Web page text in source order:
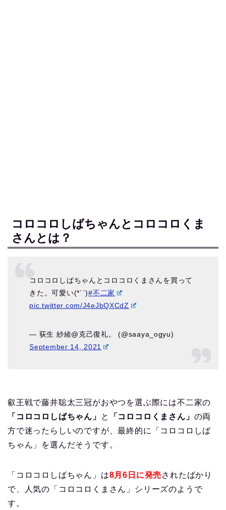
コロコロしばちゃんとコロコロくま
さんとは？
コロコロしばちゃんとコロコロくまさんを買って
きた。可愛い(*´`)#不二家
pic.twitter.com/J4eJbQXCdZ
— 荻生 紗綾@克己復礼。 (@saaya_ogyu)
September 14, 2021
叡王戦で藤井聡太三冠がおやつを選ぶ際には不二家の
「コロコロしばちゃん」
と 「コロコロくまさん」 の両
方で迷ったらしいのですが、最終的に「コロコロしば
ちゃん」を選んだそうです。
「コロコロしばちゃん」は8月6日に発売されたばかり
で、人気の「コロコロくまさん」シリーズのようで
す。